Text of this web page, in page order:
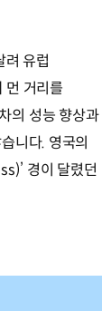
유럽
먼 거리를
의 성능 향상과
니다. 영국의
경이 달렸던